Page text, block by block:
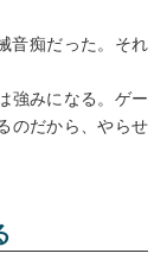
音痴だった。それ
強みになる。ゲー
のだから、やらせ